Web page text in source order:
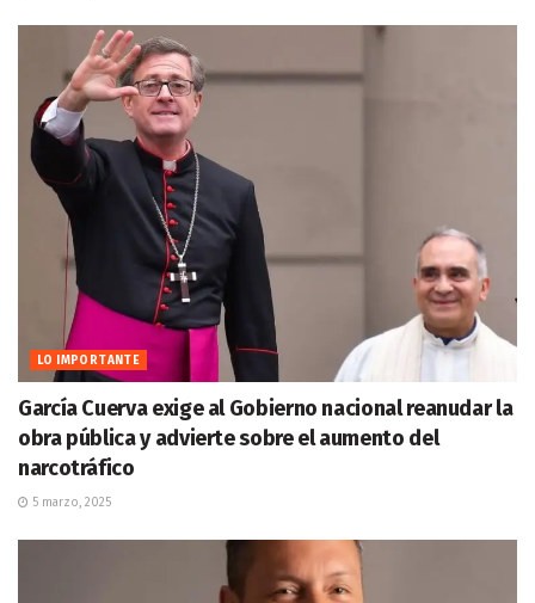
LO IMPORTANTE
García Cuerva exige al Gobierno nacional reanudar la
obra pública y advierte sobre el aumento del
narcotráfico
5 marzo, 2025